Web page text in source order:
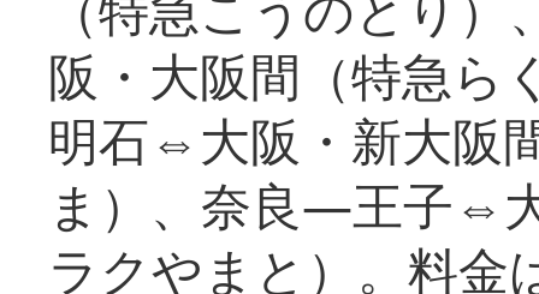
阪・大阪間（特急
明石⇔大阪・新大阪
ま）、奈良―王子⇔
ラクやまと）。料金